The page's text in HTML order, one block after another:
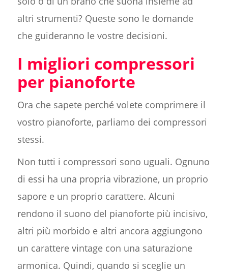
altri strumenti? Queste sono le domande
che guideranno le vostre decisioni.
I migliori compressori
per pianoforte
Ora che sapete perché volete comprimere il
vostro pianoforte, parliamo dei compressori
stessi.
Non tutti i compressori sono uguali. Ognuno
di essi ha una propria vibrazione, un proprio
sapore e un proprio carattere. Alcuni
rendono il suono del pianoforte più incisivo,
altri più morbido e altri ancora aggiungono
un carattere vintage con una saturazione
armonica. Quindi, quando si sceglie un